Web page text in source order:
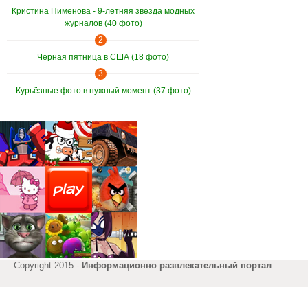
Кристина Пименова - 9-летняя звезда модных
журналов (40 фото)
2
Черная пятница в США (18 фото)
3
Курьёзные фото в нужный момент (37 фото)
Copyright 2015 - Информационно развлекательный портал